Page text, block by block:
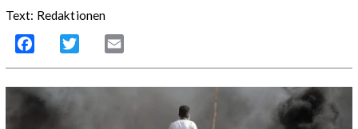
Text: Redaktionen
Facebook Twitter